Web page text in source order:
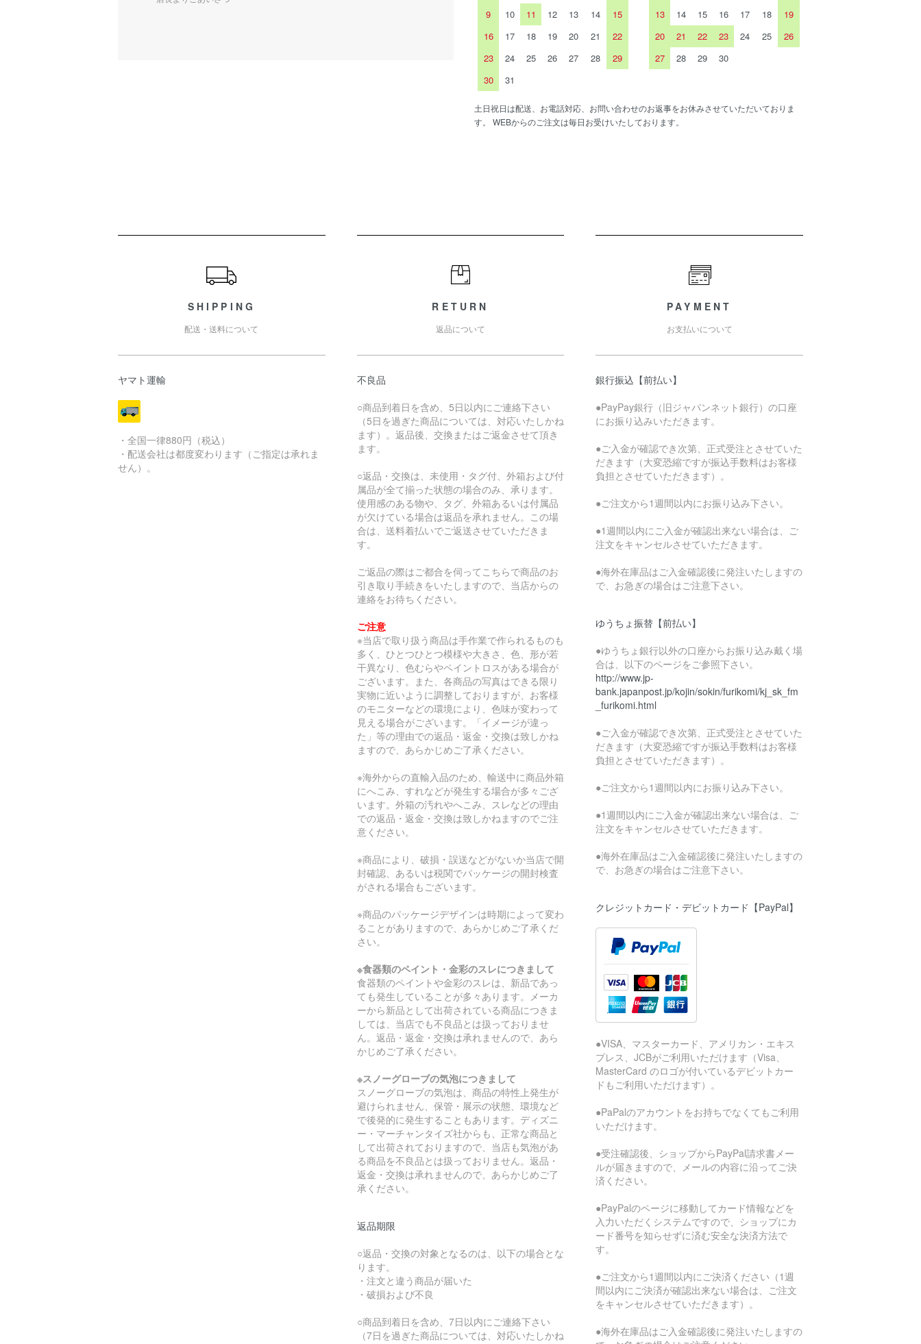
9
10 11 12 13 14
15
16
17 18 19 20 21
22
23
24 25 26 27 28
29
30
31
13
14 15 16 17 18
19
20
21 22 23 24 25
26
27
28 29 30
土日祝日は配送、お電話対応、お問い合わせのお返事をお休みさせていただいておりま
す。 WEBからのご注文は毎日お受けいたしております。
SHIPPING
配送・送料について
ヤマト運輸
・全国一律880円（税込）
・配送会社は都度変わります（ご指定は承れま
せん）。
RETURN
返品について
不良品
○商品到着日を含め、5日以内にご連絡下さい
（5日を過ぎた商品については、対応いたしかね
ます）。返品後、交換またはご返金させて頂き
ます。
○返品・交換は、未使用・タグ付、外箱および付
属品が全て揃った状態の場合のみ、承ります。
使用感のある物や、タグ、外箱あるいは付属品
が欠けている場合は返品を承れません。この場
合は、送料着払いでご返送させていただきま
す。
ご返品の際はご都合を伺ってこちらで商品のお
引き取り手続きをいたしますので、当店からの
連絡をお待ちください。
ご注意
※当店で取り扱う商品は手作業で作られるものも
多く、ひとつひとつ模様や大きさ、色、形が若
干異なり、色むらやペイントロスがある場合が
ございます。また、各商品の写真はできる限り
実物に近いように調整しておりますが、お客様
のモニターなどの環境により、色味が変わって
見える場合がございます。「イメージが違っ
た」等の理由での返品・返金・交換は致しかね
ますので、あらかじめご了承ください。
※海外からの直輸入品のため、輸送中に商品外箱
にへこみ、すれなどが発生する場合が多々ござ
います。外箱の汚れやへこみ、スレなどの理由
での返品・返金・交換は致しかねますのでご注
意ください。
※商品により、破損・誤送などがないか当店で開
封確認、あるいは税関でパッケージの開封検査
がされる場合もございます。
※商品のパッケージデザインは時期によって変わ
ることがありますので、あらかじめご了承くだ
さい。
※食器類のペイント・金彩のスレにつきまして
食器類のペイントや金彩のスレは、新品であっ
ても発生していることが多々あります。メーカ
ーから新品として出荷されている商品につきま
しては、当店でも不良品とは扱っておりませ
ん。返品・返金・交換は承れませんので、あら
かじめご了承ください。
※スノーグローブの気泡につきまして
スノーグローブの気泡は、商品の特性上発生が
避けられません、保管・展示の状態、環境など
で後発的に発生することもあります。ディズニ
ー・マーチャンタイズ社からも、正常な商品と
して出荷されておりますので、当店も気泡があ
る商品を不良品とは扱っておりません。返品・
返金・交換は承れませんので、あらかじめご了
承ください。
返品期限
○返品・交換の対象となるのは、以下の場合とな
ります。
・注文と違う商品が届いた
・破損および不良
○商品到着日を含め、7日以内にご連絡下さい
（7日を過ぎた商品については、対応いたしかね
PAYMENT
お支払いについて
銀行振込【前払い】
●PayPay銀行（旧ジャパンネット銀行）の口座
にお振り込みいただきます。
●ご入金が確認でき次第、正式受注とさせていた
だきます（大変恐縮ですが振込手数料はお客様
負担とさせていただきます）。
●ご注文から1週間以内にお振り込み下さい。
●1週間以内にご入金が確認出来ない場合は、ご
注文をキャンセルさせていただきます。
●海外在庫品はご入金確認後に発注いたしますの
で、お急ぎの場合はご注意下さい。
ゆうちょ振替【前払い】
●ゆうちょ銀行以外の口座からお振り込み戴く場
合は、以下のページをご参照下さい。
http://www.jp-
bank.japanpost.jp/kojin/sokin/furikomi/kj_sk_fm
_furikomi.html
●ご入金が確認でき次第、正式受注とさせていた
だきます（大変恐縮ですが振込手数料はお客様
負担とさせていただきます）。
●ご注文から1週間以内にお振り込み下さい。
●1週間以内にご入金が確認出来ない場合は、ご
注文をキャンセルさせていただきます。
●海外在庫品はご入金確認後に発注いたしますの
で、お急ぎの場合はご注意下さい。
クレジットカード・デビットカード【PayPal】
●VISA、マスターカード、アメリカン・エキス
プレス、JCBがご利用いただけます（Visa、
MasterCard のロゴが付いているデビットカー
ドもご利用いただけます）。
●PaPalのアカウントをお持ちでなくてもご利用
いただけます。
●受注確認後、ショップからPayPal請求書メー
ルが届きますので、メールの内容に沿ってご決
済ください。
●PayPalのページに移動してカード情報などを
入力いただくシステムですので、ショップにカ
ード番号を知らせずに済む安全な決済方法で
す。
●ご注文から1週間以内にご決済ください（1週
間以内にご決済が確認出来ない場合は、ご注文
をキャンセルさせていただきます）。
●海外在庫品はご入金確認後に発注いたしますの